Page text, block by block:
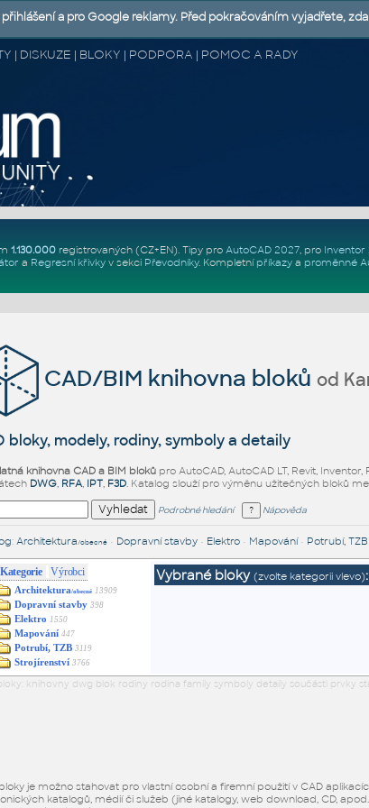
| DISKUZE | BLOKY | PODPORA | POMOC A RADY
1.130.000registrovaných (CZ+EN). Tipy pro AutoCAD 2027, pro Inventor
a Regresní křivkyv sekci Převodníky. Kompletní příkazya proměnné
CAD/BIM knihovna blokůod
bloky, modely, rodiny, symboly a detaily
knihovna CAD a BIM blokůpro AutoCAD, AutoCAD LT, Revit,
DWG, RFA, IPT, F3D. Katalog slouží pro výměnu užitečných bloků
Podrobné hledání Nápověda
: Architektura /obecné• Dopravní stavby• Elektro• Mapování• Potrubí, TZB
Kategorie Výrobci
Architektura/obecné 13909
Dopravní stavby 398
Elektro 1550
Mapování 447
Potrubí, TZB 3119
Strojírenství 3766
Vybrané bloky (zvolte kategorii vlevo):
knihovny dwg blok rodiny rodina family symboly detaily součásti
je možno stahovat pro vlastní osobní a firemní použití v CAD
katalogů, médií či služeb (jiné katalogy, web download, CD,
a pro Google reklamy. Před pokračováním vyjadřete,